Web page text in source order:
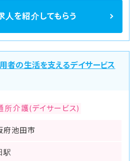
人を紹介してもらう
者の生活を支えるデイサービス
所介護(デイサービス)
府池田市
駅